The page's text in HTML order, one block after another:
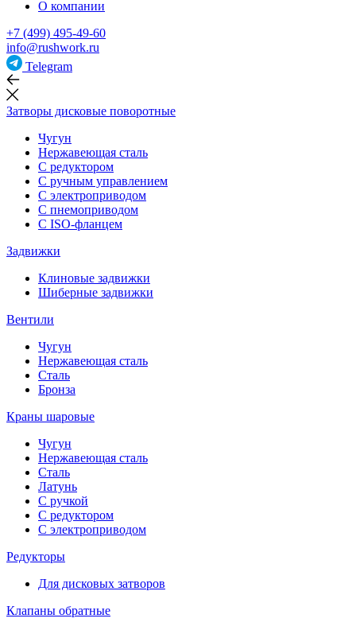
О компании
+7 (499) 495-49-60
info@rushwork.ru
Telegram
Затворы дисковые поворотные
Чугун
Нержавеющая сталь
С редуктором
С ручным управлением
С электроприводом
С пнемоприводом
С ISO-фланцем
Задвижки
Клиновые задвижки
Шиберные задвижки
Вентили
Чугун
Нержавеющая сталь
Сталь
Бронза
Краны шаровые
Чугун
Нержавеющая сталь
Сталь
Латунь
С ручкой
С редуктором
С электроприводом
Редукторы
Для дисковых затворов
Клапаны обратные